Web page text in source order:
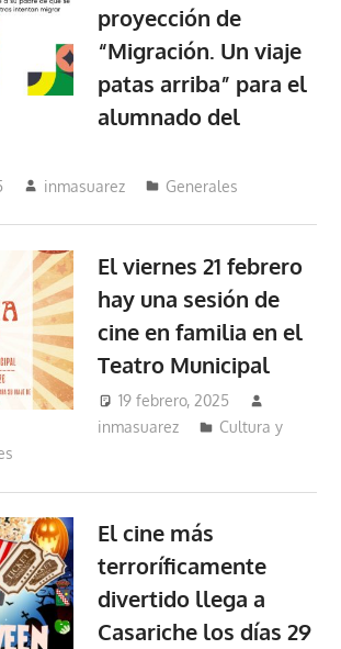
proyección de
“Migración. Un viaje
patas arriba” para el
alumnado del
inmasuarez Generales
El viernes 21 febrero
hay una sesión de
cine en familia en el
Teatro Municipal
19 febrero, 2025
inmasuarez
Cultura y
El cine más
terroríficamente
divertido llega a
Casariche los días 29